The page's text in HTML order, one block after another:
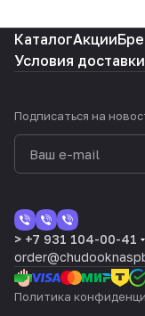
КаталогАкции
Условия доставки
Подписаться на
> +7 931 104-00-41
Политика